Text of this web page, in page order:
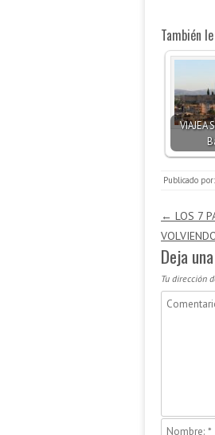
También
VIAJEA
Publicado por:
Navegación
← LOS 7
Deja
Tu dirección